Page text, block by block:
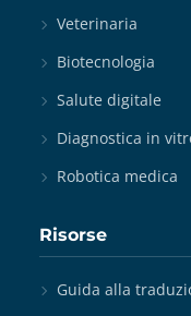
Veterinaria
Biotecnologia
Salute digitale
Diagnostica in
Robotica medica
Risorse
Guida alla